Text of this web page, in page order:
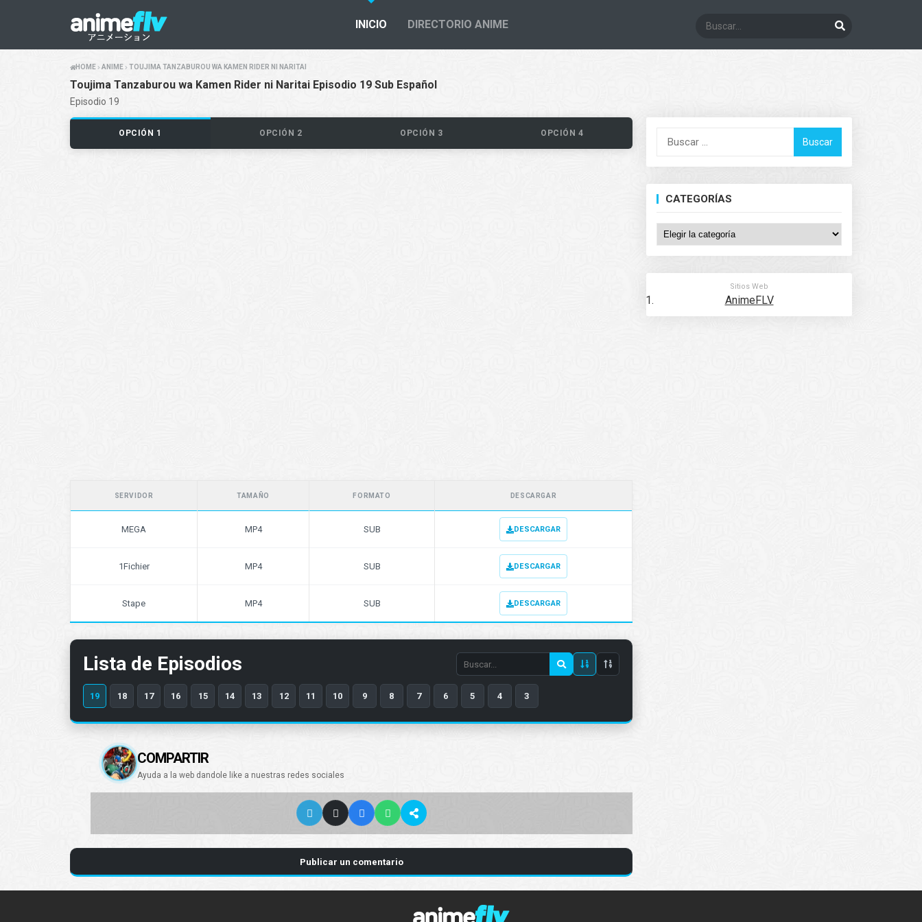
INICIO DIRECTORIO ANIME
HOME ANIME TOUJIMA TANZABUROU WA KAMEN RIDER NI NARITAI
Toujima Tanzaburou wa Kamen Rider ni Naritai Episodio 19 Sub Español
Episodio 19
OPCIÓN 1 OPCIÓN 2 OPCIÓN 3 OPCIÓN 4
SERVIDOR TAMAÑO FORMATO DESCARGAR
MEGA MP4 SUB DESCARGAR
1Fichier MP4 SUB DESCARGAR
Stape MP4 SUB DESCARGAR
Lista de Episodios
Search
episode
number
19 18 17 16 15 14 13 12 11 10 9 8 7 6 5 4 3
COMPARTIR
Ayuda a la web dandole like a nuestras redes sociales
Publicar un comentario
Buscar:
CATEGORÍAS
Categorías
Sitios Web
AnimeFLV